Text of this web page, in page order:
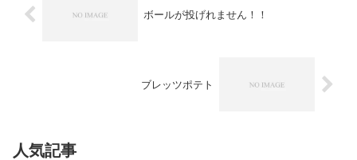
ボールが投げれません！！
ブレッツポテト
人気記事